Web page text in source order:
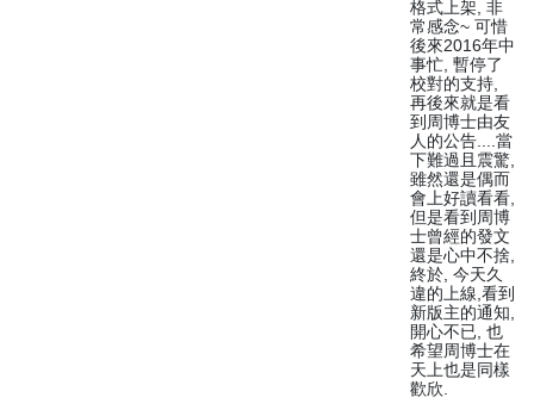
格式上架, 非
常感念~ 可惜
後來2016年中
事忙, 暫停了
校對的支持,
再後來就是看
到周博士由友
人的公告....當
下難過且震驚,
雖然還是偶而
會上好讀看看,
但是看到周博
士曾經的發文
還是心中不捨,
終於, 今天久
違的上線,看到
新版主的通知,
開心不已, 也
希望周博士在
天上也是同樣
歡欣.